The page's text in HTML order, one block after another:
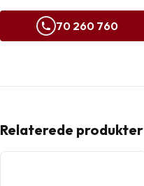
70 260 760
Relaterede produkter